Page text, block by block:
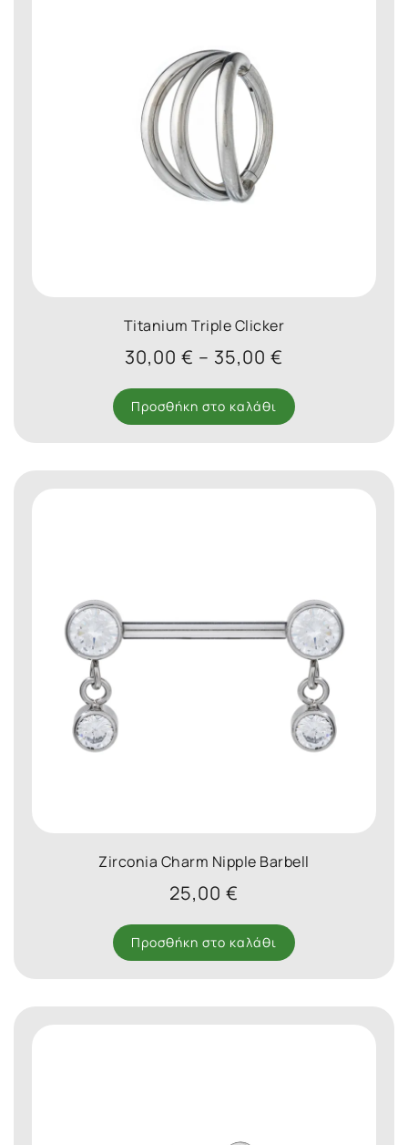
Titanium Triple Clicker
30,00 € – 35,00 €
30,00 €
Προσθήκη στο καλάθι
Zirconia Charm Nipple Barbell
25,00 €
Προσθήκη στο καλάθι